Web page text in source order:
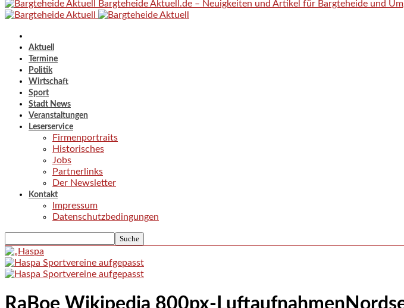
Bargteheide Aktuell.de – Neuigkeiten und Artikel für Bargteheide und
Aktuell
Termine
Politik
Wirtschaft
Sport
Stadt News
Veranstaltungen
Leserservice
Firmenportraits
Historisches
Jobs
Partnerlinks
Der Newsletter
Kontakt
Impressum
Datenschutzbedingungen
RaBoe Wikipedia 800px-